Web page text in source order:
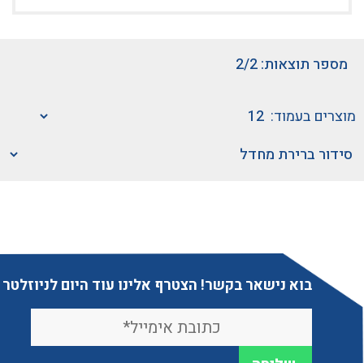
מספר תוצאות: 2/2
מוצרים בעמוד:
בוא נישאר בקשר! הצטרף אלינו עוד היום לניוזלטר